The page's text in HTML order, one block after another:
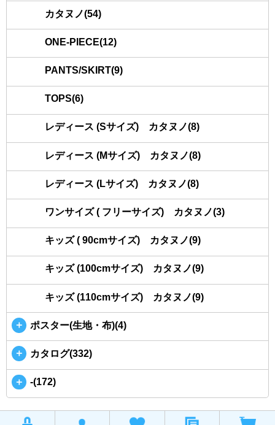
カタヌノ(54)
ONE-PIECE(12)
PANTS/SKIRT(9)
TOPS(6)
レディース (Sサイズ) カタヌノ(8)
レディース (Mサイズ) カタヌノ(8)
レディース (Lサイズ) カタヌノ(8)
ワンサイズ ( フリーサイズ) カタヌノ(3)
キッズ ( 90cmサイズ) カタヌノ(9)
キッズ (100cmサイズ) カタヌノ(9)
キッズ (110cmサイズ) カタヌノ(9)
＋ ポスター(生地・布)(4)
＋ カタログ(332)
＋ -(172)